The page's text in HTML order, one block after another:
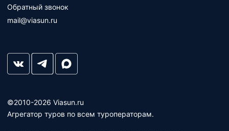
©2010-2026 Viasun.ru
Агрегатор туров по всем туроператорам.
Обратный звонок
mail@viasun.ru